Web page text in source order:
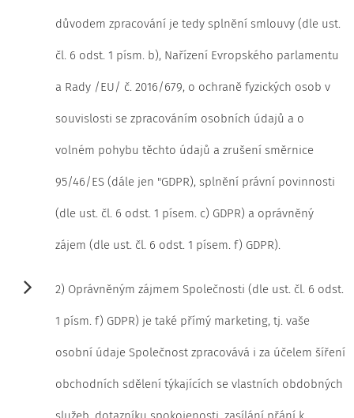
důvodem zpracování je tedy splnění smlouvy (dle ust.
čl. 6 odst. 1 písm. b), Nařízení Evropského parlamentu
a Rady /EU/ č. 2016/679, o ochraně fyzických osob v
souvislosti se zpracováním osobních údajů a o
volném pohybu těchto údajů a zrušení směrnice
95/46/ES (dále jen "GDPR), splnění právní povinnosti
(dle ust. čl. 6 odst. 1 písem. c) GDPR) a oprávněný
zájem (dle ust. čl. 6 odst. 1 písem. f) GDPR).
2) Oprávněným zájmem Společnosti (dle ust. čl. 6 odst.
1 písm. f) GDPR) je také přímý marketing, tj. vaše
osobní údaje Společnost zpracovává i za účelem šíření
obchodních sdělení týkajících se vlastních obdobných